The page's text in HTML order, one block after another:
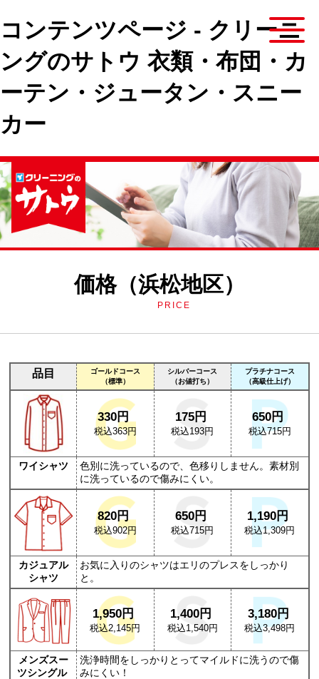
コンテンツページ - クリーニ
ングのサトウ 衣類・布団・カ
ーテン・ジュータン・スニー
カー
価格（浜松地区）
PRICE
品目
ゴールドコース
（標準）
シルバーコース
（お値打ち）
プラチナコース
（高級仕上げ）
330円
税込363円
175円
税込193円
650円
税込715円
ワイシャツ
色別に洗っているので、色移りしません。素材別
に洗っているので傷みにくい。
820円
税込902円
650円
税込715円
1,190円
税込1,309円
カジュアル
シャツ
お気に入りのシャツはエリのプレスをしっかり
と。
1,950円
税込2,145円
1,400円
税込1,540円
3,180円
税込3,498円
メンズスー
ツシングル
洗浄時間をしっかりとってマイルドに洗うので傷
みにくい！